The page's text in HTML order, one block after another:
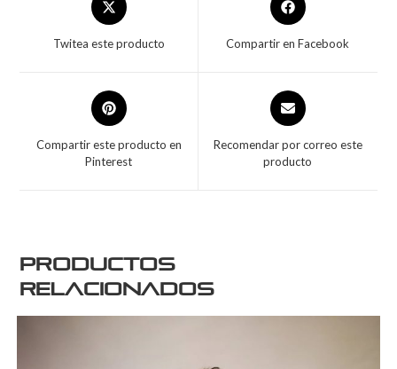
Twitea este producto Compartir en Facebook
Compartir este producto en
Pinterest
Recomendar por correo este
producto
Productos
relacionados